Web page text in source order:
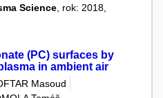
Science , rok: 2018,
(PC) surfaces by
in ambient air
Masoud